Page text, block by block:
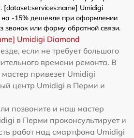
[dataset:services:name] Umidigi
на -15% дешевле при оформлении
звонок или форму обратной связи.
Umidigi Diamond
если не требует большого
времени ремонта. В
привезет Umidigi
центр Umidigi в Перми и
позвоните и наш мастер
в Перми проконсультирует и
работ над смартфона Umidigi